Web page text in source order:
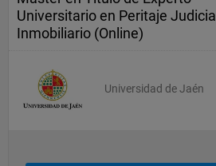
Universitario en Peritaje Judicial
Inmobiliario (Online)
Universidad de Jaén